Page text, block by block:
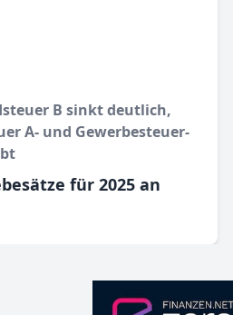
B sinkt deutlich,
A- und Gewerbesteuer-
für 2025 an